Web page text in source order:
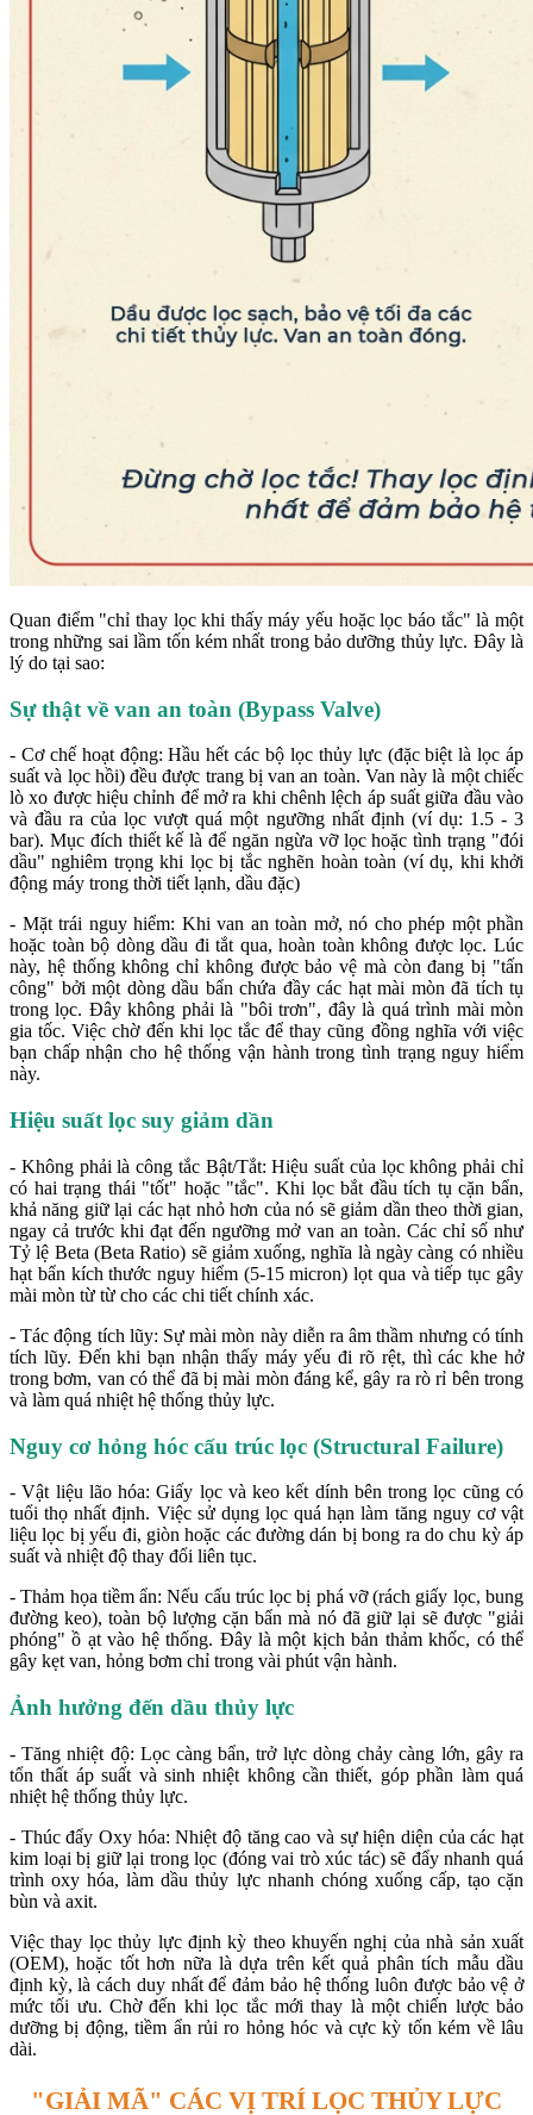
Quan điểm "chỉ thay lọc khi thấy máy yếu hoặc lọc báo tắc" là một
trong những sai lầm tốn kém nhất trong bảo dưỡng thủy lực. Đây là
lý do tại sao:
Sự thật về van an toàn (Bypass Valve)
- Cơ chế hoạt động: Hầu hết các bộ lọc thủy lực (đặc biệt là lọc áp
suất và lọc hồi) đều được trang bị van an toàn. Van này là một chiếc
lò xo được hiệu chỉnh để mở ra khi chênh lệch áp suất giữa đầu vào
và đầu ra của lọc vượt quá một ngưỡng nhất định (ví dụ: 1.5 - 3
bar). Mục đích thiết kế là để ngăn ngừa vỡ lọc hoặc tình trạng "đói
dầu" nghiêm trọng khi lọc bị tắc nghẽn hoàn toàn (ví dụ, khi khởi
động máy trong thời tiết lạnh, dầu đặc)
- Mặt trái nguy hiểm: Khi van an toàn mở, nó cho phép một phần
hoặc toàn bộ dòng dầu đi tắt qua, hoàn toàn không được lọc. Lúc
này, hệ thống không chỉ không được bảo vệ mà còn đang bị "tấn
công" bởi một dòng dầu bẩn chứa đầy các hạt mài mòn đã tích tụ
trong lọc. Đây không phải là "bôi trơn", đây là quá trình mài mòn
gia tốc. Việc chờ đến khi lọc tắc để thay cũng đồng nghĩa với việc
bạn chấp nhận cho hệ thống vận hành trong tình trạng nguy hiểm
này.
Hiệu suất lọc suy giảm dần
- Không phải là công tắc Bật/Tắt: Hiệu suất của lọc không phải chỉ
có hai trạng thái "tốt" hoặc "tắc". Khi lọc bắt đầu tích tụ cặn bẩn,
khả năng giữ lại các hạt nhỏ hơn của nó sẽ giảm dần theo thời gian,
ngay cả trước khi đạt đến ngưỡng mở van an toàn. Các chỉ số như
Tỷ lệ Beta (Beta Ratio) sẽ giảm xuống, nghĩa là ngày càng có nhiều
hạt bẩn kích thước nguy hiểm (5-15 micron) lọt qua và tiếp tục gây
mài mòn từ từ cho các chi tiết chính xác.
- Tác động tích lũy: Sự mài mòn này diễn ra âm thầm nhưng có tính
tích lũy. Đến khi bạn nhận thấy máy yếu đi rõ rệt, thì các khe hở
trong bơm, van có thể đã bị mài mòn đáng kể, gây ra rò rỉ bên trong
và làm quá nhiệt hệ thống thủy lực.
Nguy cơ hỏng hóc cấu trúc lọc (Structural Failure)
- Vật liệu lão hóa: Giấy lọc và keo kết dính bên trong lọc cũng có
tuổi thọ nhất định. Việc sử dụng lọc quá hạn làm tăng nguy cơ vật
liệu lọc bị yếu đi, giòn hoặc các đường dán bị bong ra do chu kỳ áp
suất và nhiệt độ thay đổi liên tục.
- Thảm họa tiềm ẩn: Nếu cấu trúc lọc bị phá vỡ (rách giấy lọc, bung
đường keo), toàn bộ lượng cặn bẩn mà nó đã giữ lại sẽ được "giải
phóng" ồ ạt vào hệ thống. Đây là một kịch bản thảm khốc, có thể
gây kẹt van, hỏng bơm chỉ trong vài phút vận hành.
Ảnh hưởng đến dầu thủy lực
- Tăng nhiệt độ: Lọc càng bẩn, trở lực dòng chảy càng lớn, gây ra
tổn thất áp suất và sinh nhiệt không cần thiết, góp phần làm quá
nhiệt hệ thống thủy lực.
- Thúc đẩy Oxy hóa: Nhiệt độ tăng cao và sự hiện diện của các hạt
kim loại bị giữ lại trong lọc (đóng vai trò xúc tác) sẽ đẩy nhanh quá
trình oxy hóa, làm dầu thủy lực nhanh chóng xuống cấp, tạo cặn
bùn và axit.
Việc thay lọc thủy lực định kỳ theo khuyến nghị của nhà sản xuất
(OEM), hoặc tốt hơn nữa là dựa trên kết quả phân tích mẫu dầu
định kỳ, là cách duy nhất để đảm bảo hệ thống luôn được bảo vệ ở
mức tối ưu. Chờ đến khi lọc tắc mới thay là một chiến lược bảo
dưỡng bị động, tiềm ẩn rủi ro hỏng hóc và cực kỳ tốn kém về lâu
dài.
"GIẢI MÃ" CÁC VỊ TRÍ LỌC THỦY LỰC